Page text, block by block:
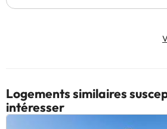
Logements similaires
intéresser